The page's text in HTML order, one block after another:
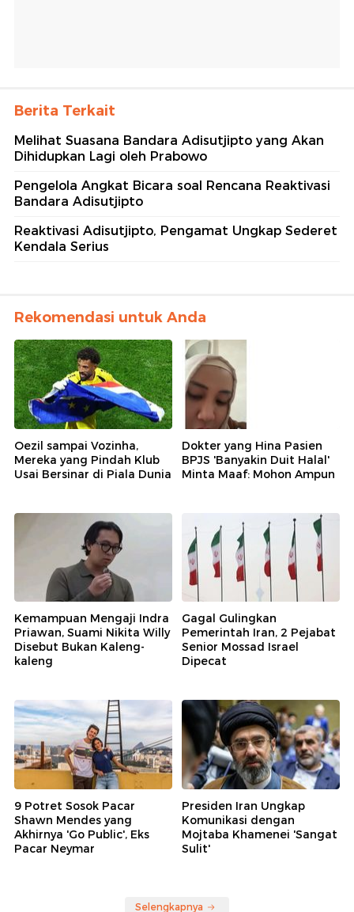
Berita Terkait
Melihat Suasana Bandara Adisutjipto yang Akan
Dihidupkan Lagi oleh Prabowo
Pengelola Angkat Bicara soal Rencana Reaktivasi
Bandara Adisutjipto
Reaktivasi Adisutjipto, Pengamat Ungkap Sederet
Kendala Serius
Rekomendasi untuk Anda
Oezil sampai Vozinha,
Mereka yang Pindah Klub
Usai Bersinar di Piala Dunia
Dokter yang Hina Pasien
BPJS 'Banyakin Duit Halal'
Minta Maaf: Mohon Ampun
Kemampuan Mengaji Indra
Priawan, Suami Nikita Willy
Disebut Bukan Kaleng-
kaleng
Gagal Gulingkan
Pemerintah Iran, 2 Pejabat
Senior Mossad Israel
Dipecat
9 Potret Sosok Pacar
Shawn Mendes yang
Akhirnya 'Go Public', Eks
Pacar Neymar
Presiden Iran Ungkap
Komunikasi dengan
Mojtaba Khamenei 'Sangat
Sulit'
Selengkapnya